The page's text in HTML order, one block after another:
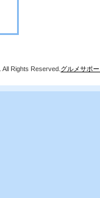
. All Rights Reserved. グルメサポ